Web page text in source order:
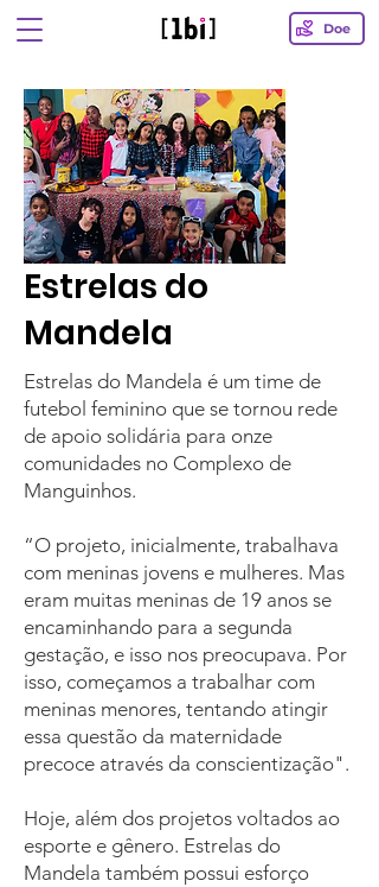
Doe
Estrelas do
Mandela
Estrelas do Mandela é um time de
futebol feminino que se tornou rede
de apoio solidária para onze
comunidades no Complexo de
Manguinhos.
“O projeto, inicialmente, trabalhava
com meninas jovens e mulheres. Mas
eram muitas meninas de 19 anos se
encaminhando para a segunda
gestação, e isso nos preocupava. Por
isso, começamos a trabalhar com
meninas menores, tentando atingir
essa questão da maternidade
precoce através da conscientização".
Hoje, além dos projetos voltados ao
esporte e gênero. Estrelas do
Mandela também possui esforço